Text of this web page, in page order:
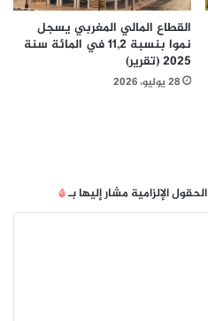
القطاع المالي المغربي يسجل
نموا بنسبة 11,2 في المائة سنة
2025 (تقرير)
28 يوليو، 2026
الحقول الإلزامية مشار إليها بـ*